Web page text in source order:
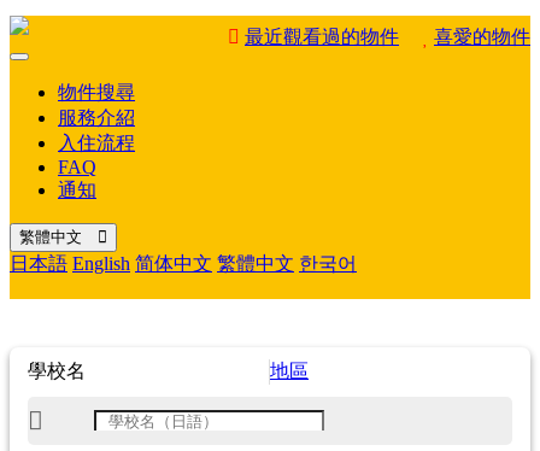
最近觀看過的物件 喜愛的物件
Mobile
物件搜尋
服務介紹
入住流程
FAQ
通知
繁體中文
日本語 English 简体中文 繁體中文 한국어
學校名 地區